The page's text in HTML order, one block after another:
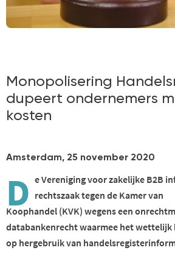
Monopolisering
dupeert ondernemers
kosten
Amsterdam, 25 november 2020
D eVereniging voor zakelijke B2B
rechtszaak tegen de Kamer van
Koophandel (KVK) wegenseen o
databankenrechtwaarmee het wettelijk
op hergebruik van